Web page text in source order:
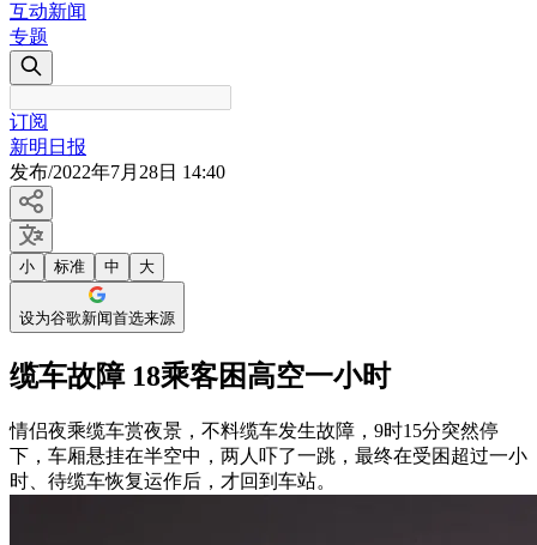
互动新闻
专题
订阅
新明日报
发布/2022年7月28日 14:40
小 标准 中 大
设为谷歌新闻首选来源
缆车故障 18乘客困高空一小时
情侣夜乘缆车赏夜景，不料缆车发生故障，9时15分突然停
下，车厢悬挂在半空中，两人吓了一跳，最终在受困超过一小
时、待缆车恢复运作后，才回到车站。